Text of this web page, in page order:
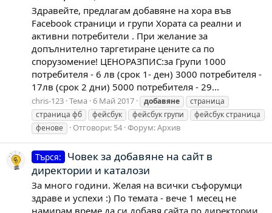
Здравейте, предлагам добавяне на хора във
Facebook страници и групи Хората са реални и
активни потребители . При желание за
допълнително таргетиране цените са по
спорузомение! ЦЕНОРАЗПИС:за Групи 1000
потребителя - 6 лв (срок 1- ден) 3000 потребителя -
17лв (срок 2 дни) 5000 потребителя - 29...
chris-123 Тема 6 Май 2017 добавяне
страница
страница фб
фейсбук фейсбук групи
фейсбук страница
фенове
Отговори: 54 Форум:Архив
Търся:
Човек за добавяне на сайт в
директории и каталози
За много години. Желая на всички съфорумци
здраве и успехи :) По темата - вече 1 месец не